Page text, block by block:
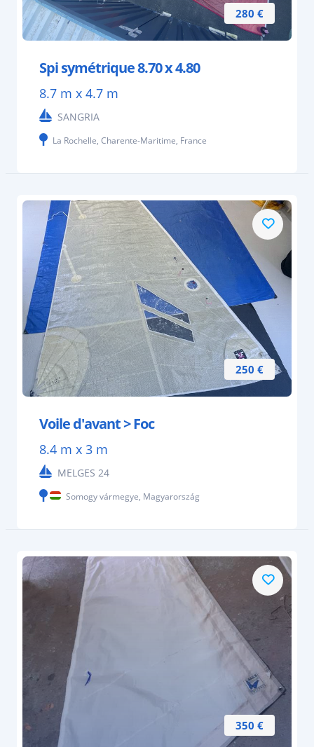
280 €
Spi symétrique 8.70 x 4.80
8.7 m x 4.7 m
SANGRIA
La Rochelle, Charente-Maritime, France
250 €
Voile d'avant > Foc
8.4 m x 3 m
MELGES 24
Somogy vármegye, Magyarország
350 €